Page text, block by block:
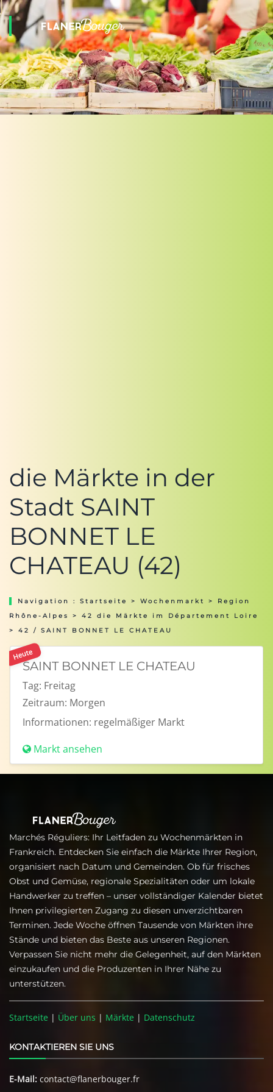
die Märkte in der
Stadt SAINT
BONNET LE
CHATEAU (42)
Navigation : Startseite > Wochenmarkt > Region
Rhône-Alpes
> 42 die Märkte im Département Loire
> 42 / SAINT BONNET LE CHATEAU
Heute
SAINT BONNET LE CHATEAU
Tag: Freitag
Zeitraum: Morgen
Informationen: regelmäßiger Markt
Markt ansehen
Marchés Réguliers: Ihr Leitfaden zu Wochenmärkten in
Frankreich. Entdecken Sie einfach die Märkte Ihrer Region,
organisiert nach Datum und Gemeinden. Ob für frisches
Obst und Gemüse, regionale Spezialitäten oder um lokale
Handwerker zu treffen – unser vollständiger Kalender bietet
Ihnen privilegierten Zugang zu diesen unverzichtbaren
Terminen. Jede Woche öffnen Tausende von Märkten ihre
Stände und bieten das Beste aus unseren Regionen.
Verpassen Sie nicht mehr die Gelegenheit, auf den Märkten
einzukaufen und die Produzenten in Ihrer Nähe zu
unterstützen.
Startseite | Über uns | Märkte | Datenschutz
KONTAKTIEREN SIE UNS
E-Mail: contact@flanerbouger.fr